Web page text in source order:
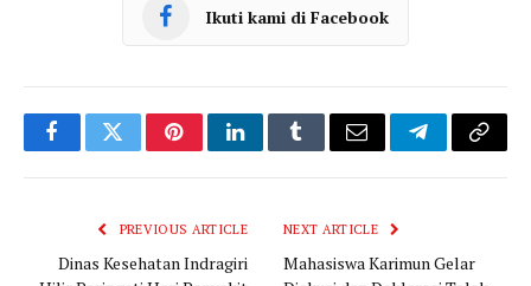
Ikuti kami di Facebook
FacebookTwitterPinterestLinkedInTumblrEmail TelegramCopy
PREVIOUS ARTICLE
Dinas Kesehatan Indragiri
NEXT ARTICLE
Mahasiswa Karimun Gelar